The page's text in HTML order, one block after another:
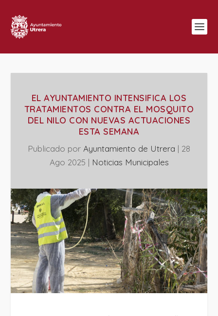
EL AYUNTAMIENTO INTENSIFICA LOS
TRATAMIENTOS CONTRA EL MOSQUITO
DEL NILO CON NUEVAS ACTUACIONES
ESTA SEMANA
Publicado por Ayuntamiento de Utrera | 28
Ago 2025 | ‎Noticias Municipales